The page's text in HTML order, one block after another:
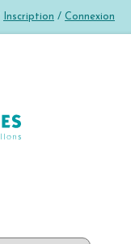
Inscription / Connexion